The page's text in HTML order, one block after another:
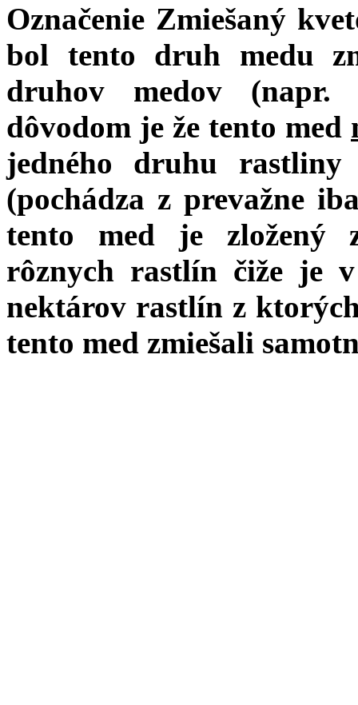
Označenie Zmiešaný
bol tento druh medu
druhov medov (napr.
dôvodom je že tento med
jedného druhu
(pochádza z prevažne
tento med je zložený
rôznych rastlín čiže je
nektárov rastlín z
tento med zmiešali